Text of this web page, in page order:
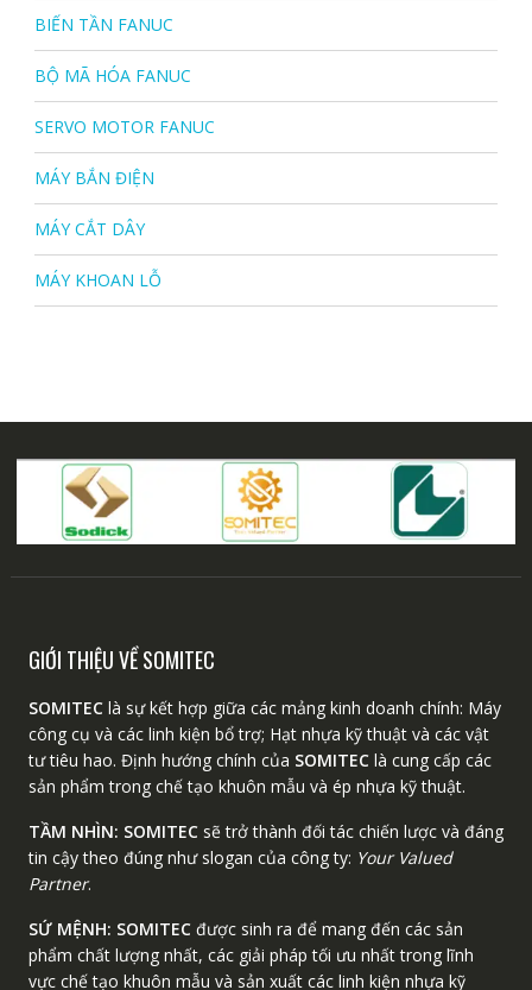
BIẾN TẦN FANUC
BỘ MÃ HÓA FANUC
SERVO MOTOR FANUC
MÁY BẮN ĐIỆN
MÁY CẮT DÂY
MÁY KHOAN LỖ
GIỚI THIỆU VỀ SOMITEC
SOMITEClà sự kết hợp giữa các mảng kinh doanh chính: Máy
công cụ và các linh kiện bổ trợ; Hạt nhựa kỹ thuật và các vật
tư tiêu hao. Định hướng chính của SOMITEClà cung cấp các
sản phẩm trong chế tạo khuôn mẫu và ép nhựa kỹ thuật.
TẦM NHÌN: SOMITECsẽ trở thành đối tác chiến lược và đáng
tin cậy theo đúng như slogan của công ty: Your Valued
Partner.
SỨ MỆNH: SOMITECđược sinh ra để mang đến các sản
phẩm chất lượng nhất, các giải pháp tối ưu nhất trong lĩnh
vực chế tạo khuôn mẫu và sản xuất các linh kiện nhựa kỹ